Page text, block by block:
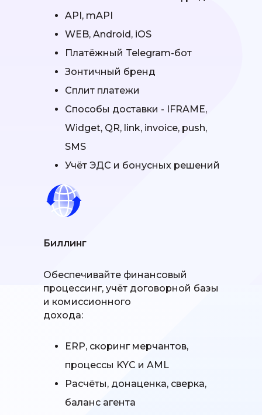
Обеспечивайте финансовый
процессинг, учёт договорной базы
и комиссионного
дохода:
API, mAPI
WEB, Android, iOS
Платёжный Telegram-бот
Зонтичный бренд
Сплит платежи
Способы доставки - IFRAME,
Widget, QR, link, invoice, push,
SMS
Учёт ЭДС и бонусных решений
ERP, скоринг мерчантов,
процессы KYC и AML
Расчёты, донаценка, сверка,
баланс агента
Биллинг